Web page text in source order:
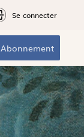
Se connecter
Abonnement